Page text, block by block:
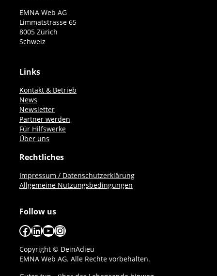
EMNA Web AG
Limmatstrasse 65
8005 Zürich
Schweiz
Links
Kontakt & Betrieb
News
Newsletter
Partner werden
Für Hilfswerke
Über uns
Rechtliches
Impressum / Datenschutzerklärung
Allgemeine Nutzungsbedingungen
Follow us
Facebook
LinkedIn
YouTube
Instagram
Copyright © DeinAdieu
EMNA Web AG. Alle Rechte vorbehalten.